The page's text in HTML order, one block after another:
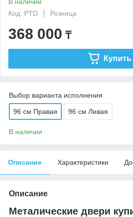
Код: PTD
Розница
368 000 ₸
Купить
Выбор варианта исполнения
96 см Правая 96 см Левая
В наличии
Описание Характеристики
Описание
Металические двери